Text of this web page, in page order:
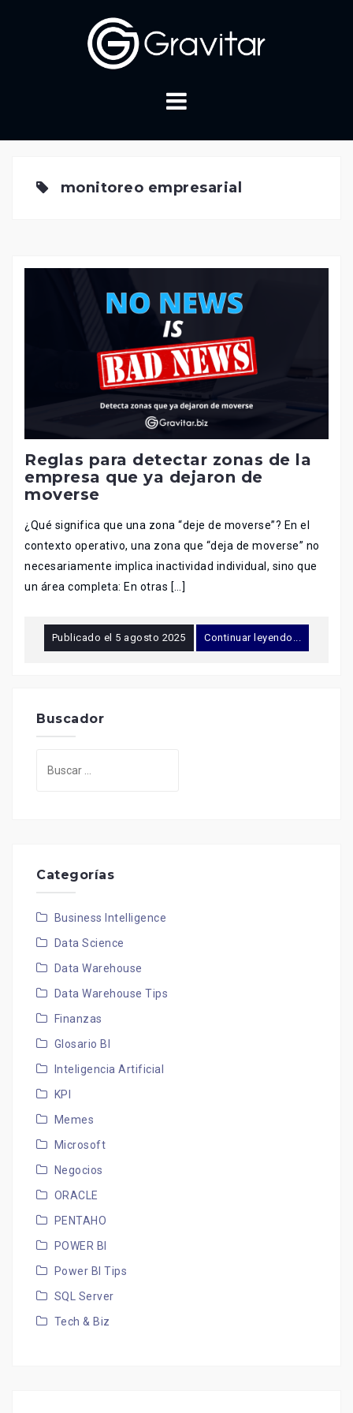
monitoreo empresarial
Reglas para detectar zonas de la
empresa que ya dejaron de
moverse
¿Qué significa que una zona “deje de moverse”? En el
contexto operativo, una zona que “deja de moverse” no
necesariamente implica inactividad individual, sino que
un área completa: En otras […]
Publicado el 5 agosto 2025 Continuar leyendo...
Buscador
Categorías
Business Intelligence
Data Science
Data Warehouse
Data Warehouse Tips
Finanzas
Glosario BI
Inteligencia Artificial
KPI
Memes
Microsoft
Negocios
ORACLE
PENTAHO
POWER BI
Power BI Tips
SQL Server
Tech & Biz